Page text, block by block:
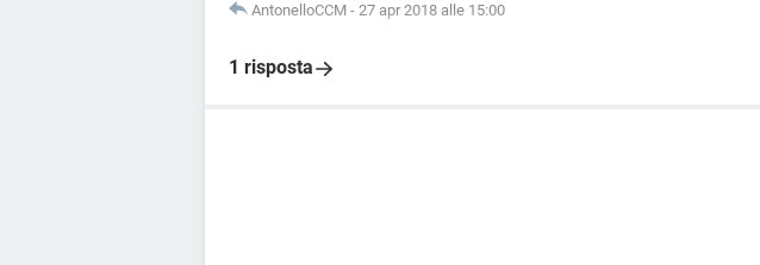
AntonelloCCM - 27 apr 2018 alle 15:00
1 risposta